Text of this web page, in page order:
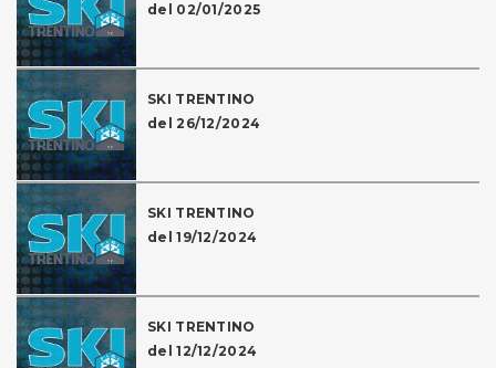
del 02/01/2025
SKI TRENTINO
del 26/12/2024
SKI TRENTINO
del 19/12/2024
SKI TRENTINO
del 12/12/2024